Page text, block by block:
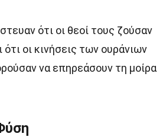
ότι οι θεοί τους ζούσαν
οι κινήσεις των ουράνιων
να επηρεάσουν τη μοίρα